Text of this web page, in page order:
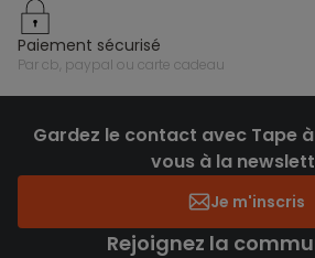
paiement sécurisé
par cb, paypal ou carte cadeau
Gardez le contact avec Tape à
vous à la
Je m'inscris
Rejoignez la